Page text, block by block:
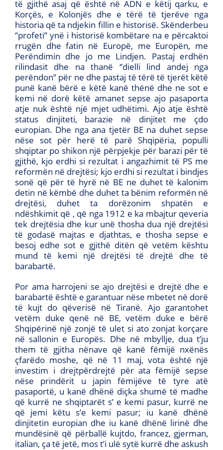
të gjithë asaj që është në ADN e këtij qarku, e
Korçës, e Kolonjës dhe e tërë të tjerëve nga
historia që ta ndjekin fillin e historisë. Skënderbeu
‘’profeti’’ ynë i historisë kombëtare na e përcaktoi
rrugën dhe fatin në Europë, me Europën, me
Perëndimin dhe jo me Lindjen. Pastaj erdhën
rilindasit dhe na thanë ‘’dielli lind andej nga
perëndon’’ për ne dhe pastaj të tërë të tjerët këtë
punë kanë bërë e këtë kanë thënë dhe ne sot e
kemi në dorë këtë amanet sepse ajo pasaporta
atje nuk është një mjet udhëtimi. Ajo atje është
status dinjiteti, barazie në dinjitet me çdo
europian. Dhe nga ana tjetër BE na duhet sepse
nëse sot për herë të parë Shqipëria, populli
shqiptar po shikon një përpjekje për barazi për të
gjithë, kjo erdhi si rezultat i angazhimit të PS me
reformën në drejtësi; kjo erdhi si rezultat i bindjes
sonë që për të hyrë në BE ne duhet të kalonim
detin në këmbë dhe duhet ta bënim reformën në
drejtësi, duhet ta dorëzonim shpatën e
ndëshkimit që , që nga 1912 e ka mbajtur qeveria
tek drejtësia dhe kur unë thosha dua një drejtësi
të godasë majtas e djathtas, e thosha sepse e
besoj edhe sot e gjithë ditën që vetëm kështu
mund të kemi një drejtësi të drejtë dhe të
barabartë.
Por ama harrojeni se ajo drejtësi e drejtë dhe e
barabartë është e garantuar nëse mbetet në dorë
të kujt do qëverisë në Tiranë. Ajo garantohet
vetëm duke qenë në BE, vetëm duke e bërë
Shqipërinë një zonjë të ulet si ato zonjat korçare
në sallonin e Europës. Dhe në mbyllje, dua t’ju
them të gjitha nënave që kanë fëmijë nxënës
çfarëdo moshe, që në 11 maj, vota është një
investim i drejtpërdrejtë për ata fëmijë sepse
nëse prindërit u japin fëmijëve të tyre atë
pasaportë, u kanë dhënë diçka shumë të madhe
që kurrë ne shqiptarët s’ e kemi pasur, kurrë ne
që jemi këtu s’e kemi pasur; iu kanë dhënë
dinjitetin europian dhe iu kanë dhënë lirinë dhe
mundësinë që përballë kujtdo, francez, gjerman,
italian, ça të jetë, mos t’i ulë sytë kurrë dhe askush